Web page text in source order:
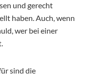
und gerecht
haben. Auch, wenn
wer bei einer
sind die